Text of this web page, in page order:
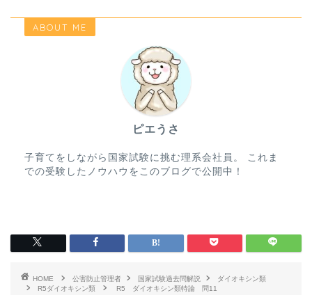
ABOUT ME
ピエうさ
子育てをしながら国家試験に挑む理系会社員。 これま
での受験したノウハウをこのブログで公開中！
HOME 公害防止管理者 国家試験過去問解説
ダイオキシン類
R5ダイオキシン類
R5 ダイオキシン類特論 問11